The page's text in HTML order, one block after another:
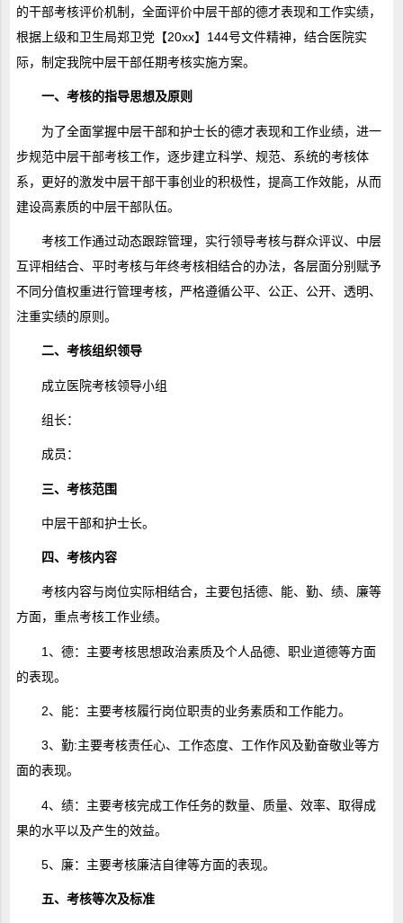
的干部考核评价机制，全面评价中层干部的德才表现和工作实绩，
根据上级和卫生局郑卫党【20xx】144号文件精神，结合医院实
际，制定我院中层干部任期考核实施方案。
一、考核的指导思想及原则
为了全面掌握中层干部和护士长的德才表现和工作业绩，进一
步规范中层干部考核工作，逐步建立科学、规范、系统的考核体
系，更好的激发中层干部干事创业的积极性，提高工作效能，从而
建设高素质的中层干部队伍。
考核工作通过动态跟踪管理，实行领导考核与群众评议、中层
互评相结合、平时考核与年终考核相结合的办法，各层面分别赋予
不同分值权重进行管理考核，严格遵循公平、公正、公开、透明、
注重实绩的原则。
二、考核组织领导
成立医院考核领导小组
组长：
成员：
三、考核范围
中层干部和护士长。
四、考核内容
考核内容与岗位实际相结合，主要包括德、能、勤、绩、廉等
方面，重点考核工作业绩。
1、德：主要考核思想政治素质及个人品德、职业道德等方面
的表现。
2、能：主要考核履行岗位职责的业务素质和工作能力。
3、勤:主要考核责任心、工作态度、工作作风及勤奋敬业等方
面的表现。
4、绩：主要考核完成工作任务的数量、质量、效率、取得成
果的水平以及产生的效益。
5、廉：主要考核廉洁自律等方面的表现。
五、考核等次及标准